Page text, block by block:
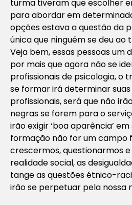
turma tiveram que escolher
para abordar em
opções estava a questão da
única que ninguém se deu ao
Veja bem, essas pessoas um
por mais que agora não se
profissionais de psicologia, o
se formar irá determinar
profissionais, será que não
negras se forem para o
irão exigir ‘boa aparência’
formação não for um campo
crescermos, questionarmos
realidade social, as
tange as questões étnico-
irão se perpetuar pela nossa